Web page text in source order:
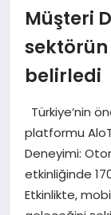
MAGAZIN
SIYASET
SPOR
Müşteri
belirledi
Türkiye’nin
platformu
Deneyimi:
etkinliğinde
Etkinlikte,